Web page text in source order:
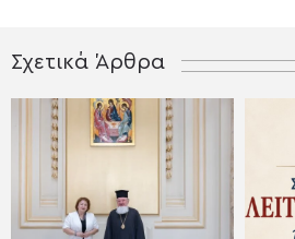
Σχετικά Άρθρα